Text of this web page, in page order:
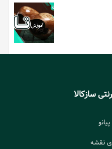
سازکالا
نقشه